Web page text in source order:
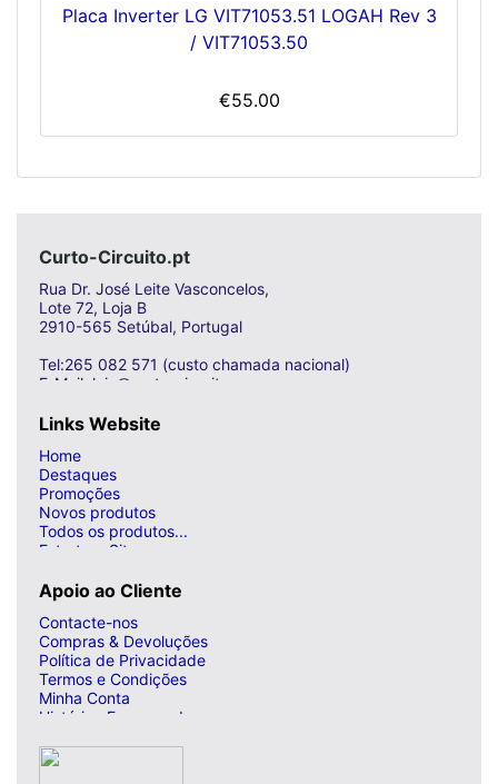
Placa Inverter LG VIT71053.51 LOGAH Rev 3
/ VIT71053.50
€55.00
Curto-Circuito.pt
Rua Dr. José Leite Vasconcelos,
Lote 72, Loja B
2910-565 Setúbal, Portugal
Tel:265 082 571 (custo chamada nacional)
E-Mail: loja@curto-circuito.com
Links Website
Home
Destaques
Promoções
Novos produtos
Todos os produtos...
Estrutura Site
Apoio ao Cliente
Contacte-nos
Compras & Devoluções
Política de Privacidade
Termos e Condições
Minha Conta
Histórico Encomendas